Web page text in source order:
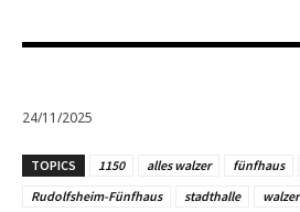
24/11/2025
TOPICS 1150 alles walzer fünfhaus
Rudolfsheim-Fünfhaus
stadthalle walzer